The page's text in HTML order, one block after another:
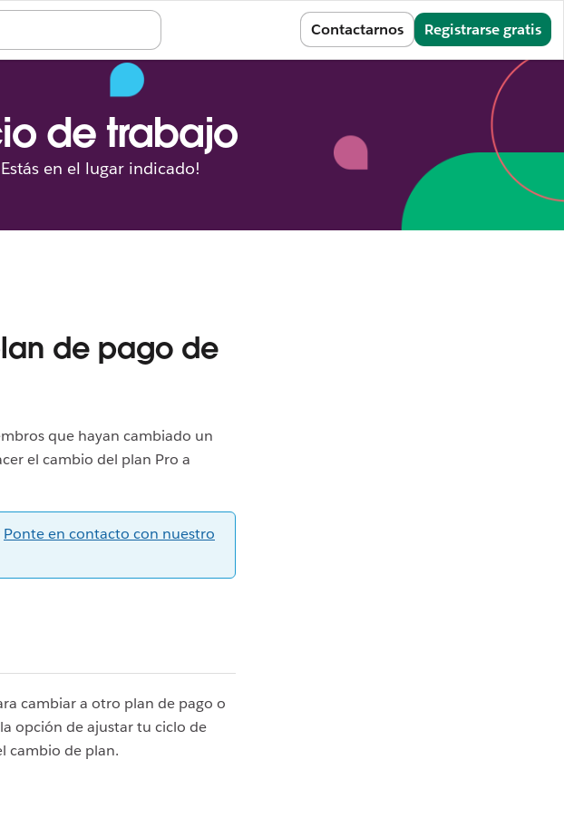
Contactarnos Registrarse gratis
de trabajo
en el lugar indicado!
de pago de
que hayan cambiado un
el cambio del plan Pro a
Ponte en contacto con nuestro
cambiar a otro plan de pago o
opción de ajustar tu ciclo de
cambio de plan.